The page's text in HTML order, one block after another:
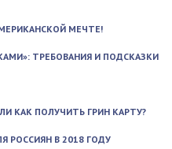
МЕЧТЕ!
ТРЕБОВАНИЯ И ПОДСКАЗКИ
КАК ПОЛУЧИТЬ ГРИН КАРТУ?
РОССИЯН В 2018 ГОДУ